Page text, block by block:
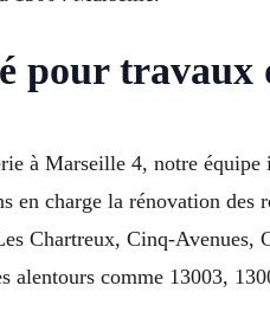
pour travaux
à Marseille 4, notre
en charge la rénovation
Chartreux, Cinq-
alentours comme 13003,